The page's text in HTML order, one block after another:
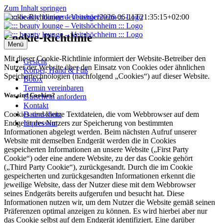
Zum Inhalt springen
Menü
Gesicht
Körper, Hand & Fuß
Botox
Termin vereinbaren
Gutschein anfordern
Kontakt
Datenschutz
Impressum
Cookie-Richtlinieerdenbuerger2026-06-11T21:35:15+02:00
Cookie-Richtlinie
Mit dieser Cookie-Richtlinie informiert der Website-Betreiber den
Nutzer der Website über den Einsatz von Cookies oder ähnlichen
Speichertechnologien (nachfolgend „Cookies“) auf dieser Website.
Was sind Cookies?
Cookies sind kleine Textdateien, die vom Webbrowser auf dem
Endgerät des Nutzers zur Speicherung von bestimmten
Informationen abgelegt werden. Beim nächsten Aufruf unserer
Website mit demselben Endgerät werden die in Cookies
gespeicherten Informationen an unsere Website („First Party
Cookie“) oder eine andere Website, zu der das Cookie gehört
(„Third Party Cookie“), zurückgesandt. Durch die im Cookie
gespeicherten und zurückgesandten Informationen erkennt die
jeweilige Website, dass der Nutzer diese mit dem Webbrowser
seines Endgeräts bereits aufgerufen und besucht hat. Diese
Informationen nutzen wir, um dem Nutzer die Website gemäß seinen
Präferenzen optimal anzeigen zu können. Es wird hierbei aber nur
das Cookie selbst auf dem Endgerät identifiziert. Eine darüber